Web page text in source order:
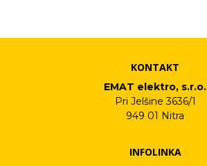
KONTAKT
EMAT elektro, s.r.o.
Pri Jelšine 3636/1
949 01 Nitra
INFOLINKA